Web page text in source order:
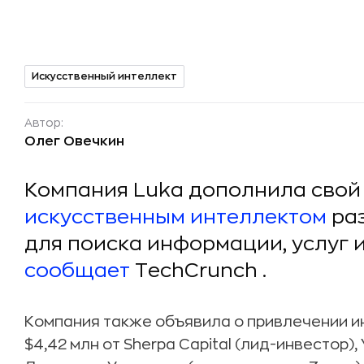
Искусственный интеллект
Автор:
Олег Овечкин
Компания Luka дополнила
искусственным интеллектом
для поиска информации, услуг
сообщает TechCrunch .
Компания также объявила о привлечении
$4,42 млн от Sherpa Capital (лид-